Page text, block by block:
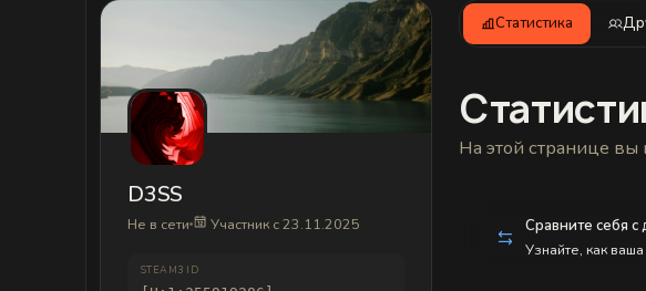
D3SS
Не в сети Участник с 23.11.2025
STEAM3 ID
Статистика
На этой странице вы
Сравните себя с
Узнайте, как